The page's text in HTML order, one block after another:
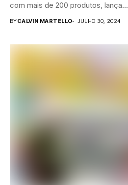
com mais de 200 produtos, lança...
BYCALVIN MARTELLO JULHO 30, 2024